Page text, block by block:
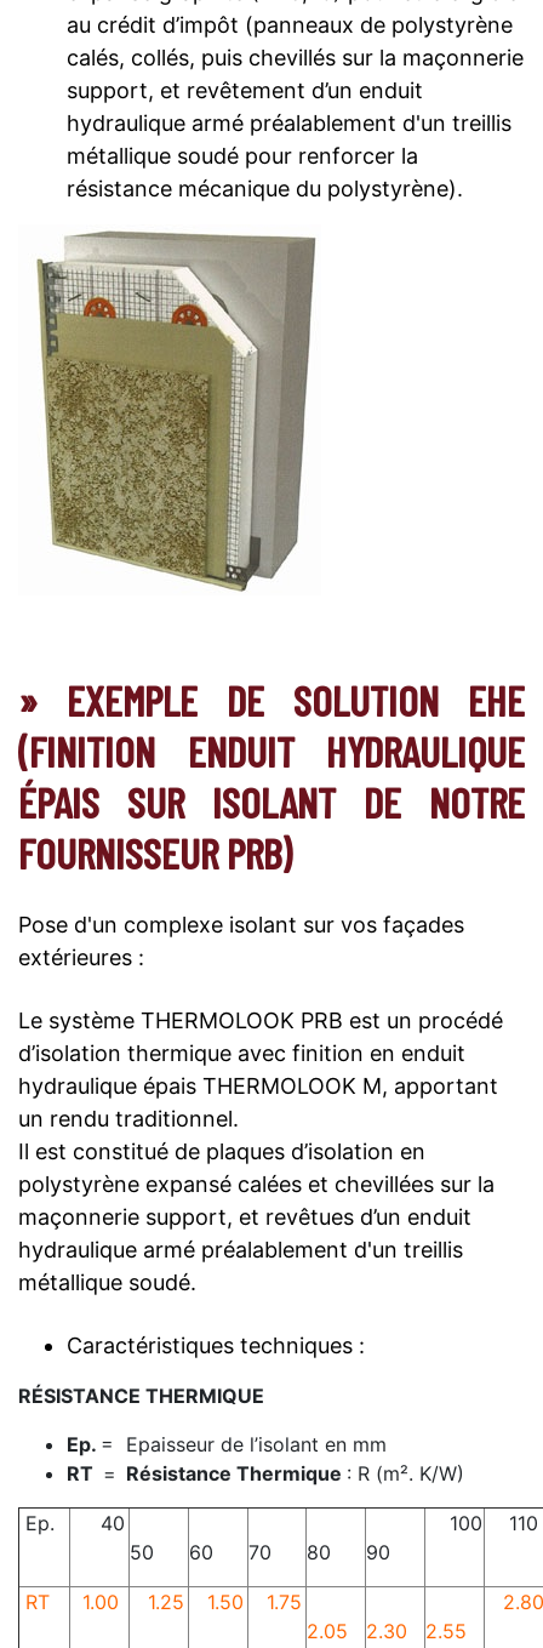
au crédit d’impôt (panneaux de polystyrène
calés, collés, puis chevillés sur la maçonnerie
support, et revêtement d’un enduit
hydraulique armé préalablement d'un treillis
métallique soudé pour renforcer la
résistance mécanique du polystyrène).
» EXEMPLE DE SOLUTION EHE
(FINITION ENDUIT HYDRAULIQUE
ÉPAIS SUR ISOLANT DE NOTRE
FOURNISSEUR PRB)
Pose d'un complexe isolant sur vos façades
extérieures :
Le système THERMOLOOK PRB est un procédé
d’isolation thermique avec finition en enduit
hydraulique épais THERMOLOOK M, apportant
un rendu traditionnel.
Il est constitué de plaques d’isolation en
polystyrène expansé calées et chevillées sur la
maçonnerie support, et revêtues d’un enduit
hydraulique armé préalablement d'un treillis
métallique soudé.
Caractéristiques techniques :
RÉSISTANCE THERMIQUE
Ep. = Epaisseur de l’isolant en mm
RT = Résistance Thermique : R (m². K/W)
Ep.
40
50
60 70 80 90
100 110
RT 1.00 1.25 1.50
1.75
2.05
2.30 2.55
2.80